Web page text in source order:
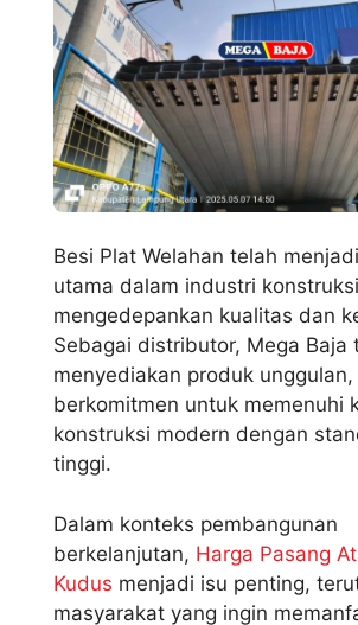
Besi Plat Welahan telah
utama dalam industri
mengedepankan kualitas dan
Sebagai distributor, Mega Baja
menyediakan produk
berkomitmen untuk memenuhi
konstruksi modern dengan
tinggi.
Dalam konteks pembangunan
berkelanjutan, Harga Pasang
Kudus menjadi isu penting,
masyarakat yang ingin